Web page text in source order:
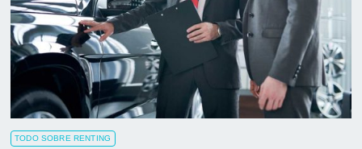
TODO SOBRE RENTING